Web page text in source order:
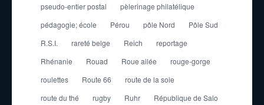
pseudo-entier postal
pèlerinage philatélique
pédagogie; école
Pérou pôle Nord
Pôle Sud
R.S.I.
rareté belge Reich
reportage
Rhénanie
Rouad Roue ailée
rouge-gorge
roulettes
Route 66
route de la soie
route du thé
rugby Ruhr
République de Salo